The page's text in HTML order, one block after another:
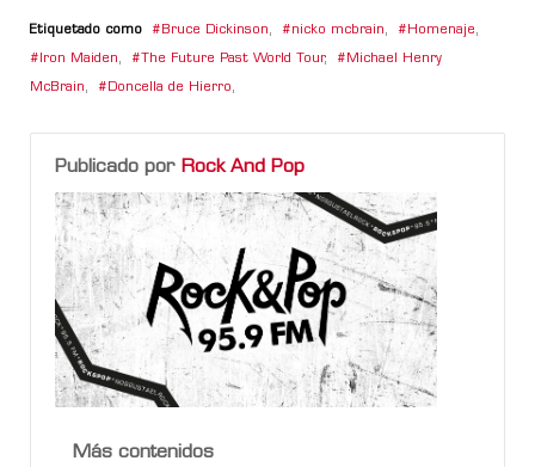
Etiquetado como Bruce Dickinson, nicko mcbrain, Homenaje,
Iron Maiden, The Future Past World Tour, Michael Henry
McBrain, Doncella de Hierro,
Publicado por Rock And Pop
Más contenidos